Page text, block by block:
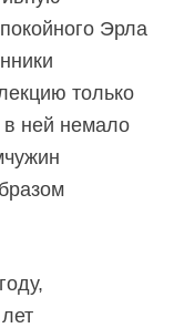
Эрла
только
в ней немало